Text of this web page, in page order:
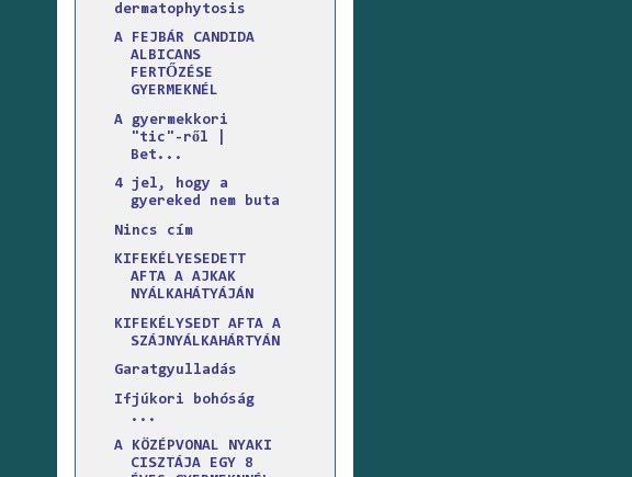
dermatophytosis
A FEJBÁR CANDIDA
ALBICANS
FERTŐZÉSE
GYERMEKNÉL
A gyermekkori
"tic"-ről |
Bet...
4 jel, hogy a
gyereked nem buta
Nincs cím
KIFEKÉLYESEDETT
AFTA A AJKAK
NYÁLKAHÁTYÁJÁN
KIFEKÉLYSEDT AFTA A
SZÁJNYÁLKAHÁRTYÁN
Garatgyulladás
Ifjúkori bohóság
...
A KÖZÉPVONAL NYAKI
CISZTÁJA EGY 8